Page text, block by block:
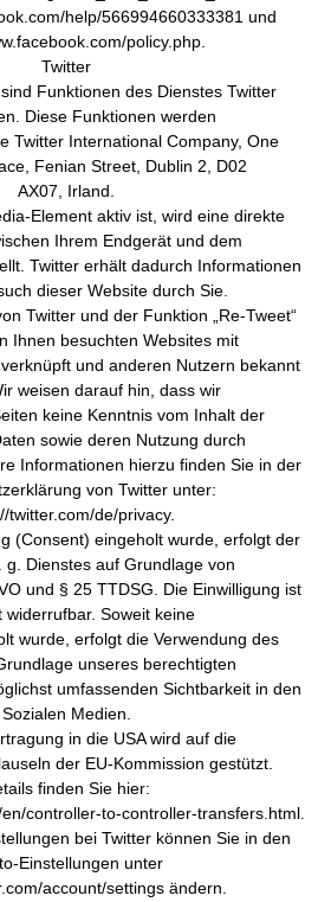
help/566994660333381 und
policy.php.
Twitter
Funktionen des Dienstes Twitter
Diese Funktionen werden
Twitter International Company, One
Fenian Street, Dublin 2, D02
AX07, Irland.
Element aktiv ist, wird eine direkte
Ihrem Endgerät und dem
Twitter erhält dadurch Informationen
dieser Website durch Sie.
Twitter und der Funktion „Re-Tweet“
Ihnen besuchten Websites mit
und anderen Nutzern bekannt
weisen darauf hin, dass wir
keine Kenntnis vom Inhalt der
sowie deren Nutzung durch
Informationen hierzu finden Sie in der
von Twitter unter:
twitter.com/de/privacy.
(Consent) eingeholt wurde, erfolgt der
g. Dienstes auf Grundlage von
und § 25 TTDSG. Die Einwilligung ist
widerrufbar. Soweit keine
wurde, erfolgt die Verwendung des
unseres berechtigten
umfassenden Sichtbarkeit in den
Sozialen Medien.
in die USA wird auf die
der EU-Kommission gestützt.
finden Sie hier:
controller-to-controller-transfers.html.
bei Twitter können Sie in den
Einstellungen unter
account/settings ändern.